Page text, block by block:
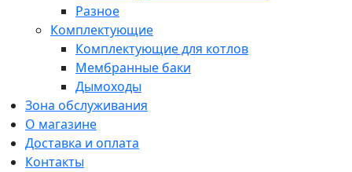
Разное
Комплектующие
Комплектующие для котлов
Мембранные баки
Дымоходы
Зона обслуживания
О магазине
Доставка и оплата
Контакты